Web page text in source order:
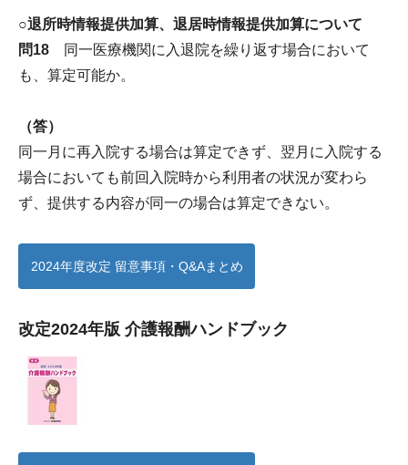
○退所時情報提供加算、退居時情報提供加算について
問18 同一医療機関に入退院を繰り返す場合において
も、算定可能か。
（答）
同一月に再入院する場合は算定できず、翌月に入院する
場合においても前回入院時から利用者の状況が変わら
ず、提供する内容が同一の場合は算定できない。
2024年度改定 留意事項・Q&Aまとめ
改定2024年版 介護報酬ハンドブック